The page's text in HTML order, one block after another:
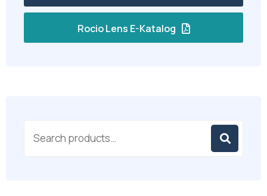
Rocio Lens E-Katalog